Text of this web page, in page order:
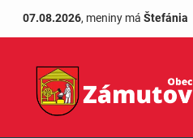
07.08.2026, meniny má Štefánia